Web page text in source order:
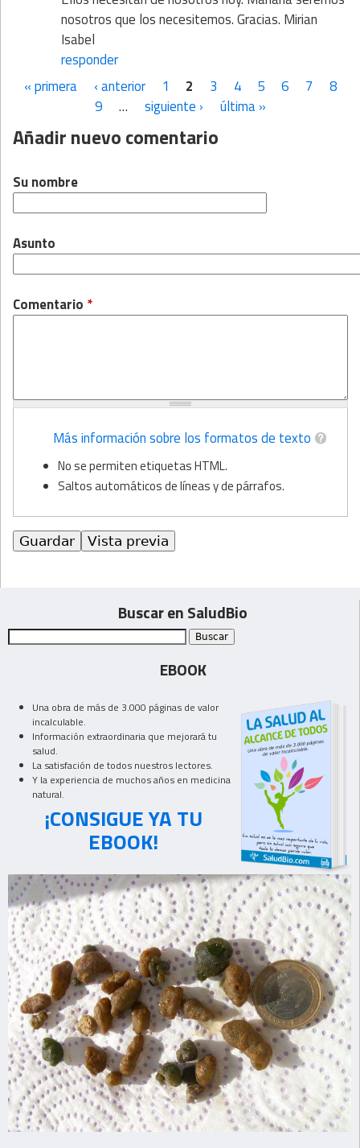
nosotros que los necesitemos. Gracias. Mirian
Isabel
responder
Páginas
« primera ‹ anterior 1 2 3 4 5 6 7
8
9
… siguiente › última »
Añadir nuevo comentario
Su nombre
Asunto
Comentario *
Más información sobre los formatos de texto
No se permiten etiquetas HTML.
Saltos automáticos de líneas y de párrafos.
Buscar en SaludBio
EBOOK
Una obra de más de 3.000 páginas de valor
incalculable.
Información extraordinaria que mejorará tu
salud.
La satisfación de todos nuestros lectores.
Y la experiencia de muchos años en medicina
natural.
¡CONSIGUE YA TU
EBOOK!